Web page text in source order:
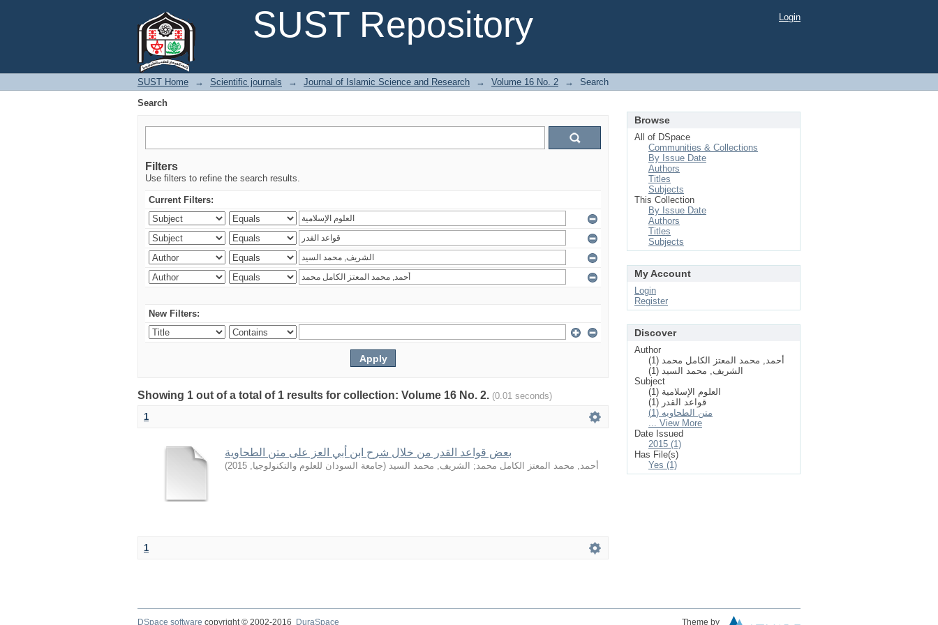
SUST Repository
Login
SUST Home → Scientific journals → Journal of Islamic Science and Research → Volume 16 No. 2 →
Search
Search
Filters
Use filters to refine the search results.
Current Filters:
New Filters:
Showing 1 out of a total of 1 results for collection: Volume 16 No. 2. (0.01 seconds)
1
بعض قواعد القدر من خلال شرح ابن أبي العز على متن الطحاوية
أحمد, محمد المعتز الكامل محمد; الشريف, محمد السيد (جامعة السودان للعلوم والتكنولوجيا,
2015
)
1
Browse
All of DSpace
Communities & Collections
By Issue Date
Authors
Titles
Subjects
This Collection
By Issue Date
Authors
Titles
Subjects
My Account
Login
Register
Discover
Author
أحمد, محمد المعتز الكامل محمد (1)
الشريف, محمد السيد (1)
Subject
العلوم الإسلامیة (1)
قواعد القدر (1)
متن الطحاويه (1)
... View More
Date Issued
2015 (1)
Has File(s)
Yes (1)
DSpace software copyright © 2002-2016 DuraSpace Theme by